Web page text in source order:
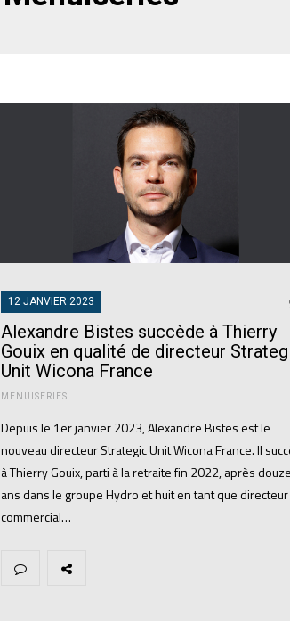
12 JANVIER 2023
Alexandre Bistes succède à Thierry
Gouix en qualité de directeur
Unit Wicona France
MENUISERIES
Depuis le 1er janvier 2023, Alexandre Bistes est le
nouveau directeur Strategic Unit Wicona France. Il
à Thierry Gouix, parti à la retraite fin 2022, après
ans dans le groupe Hydro et huit en tant que directeur
commercial…